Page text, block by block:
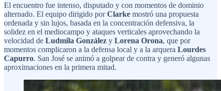
El encuentro fue intenso, disputado y con momentos de dominio
alternado. El equipo dirigido porClarke mostró una propuesta
ordenada y sin lujos, basada en la concentración defensiva, la
solidez en el mediocampo y ataques verticales aprovechando la
velocidad de Ludmila González y Lorena Orona, que por
momentos complicaron a la defensa local y a la arquera Lourdes
Capurro. San José se animó a golpear de contra y generó algunas
aproximaciones en la primera mitad.